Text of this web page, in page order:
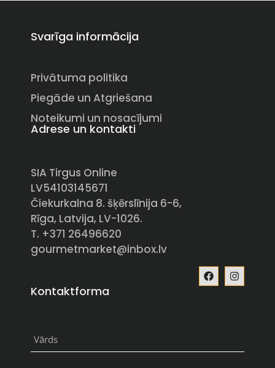
Svarīga informācija
Privātuma politika
Piegāde un Atgriešana
Noteikumi un nosacījumi
Adrese un kontakti
SIA Tirgus Online
LV54103145671
Čiekurkalna 8. šķērslīnija 6-6,
Rīga, Latvija, LV-1026.
T. +371 26496620
gourmetmarket@inbox.lv
Kontaktforma